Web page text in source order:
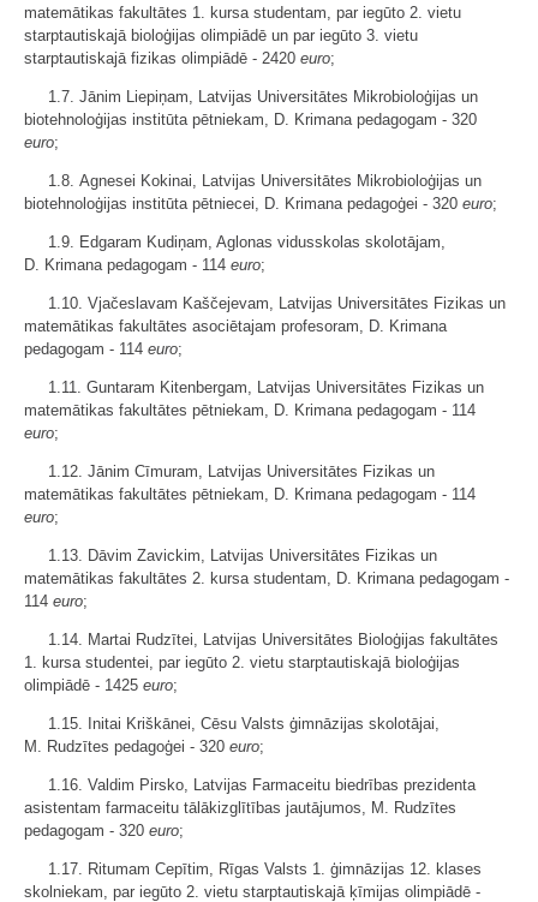
matemātikas fakultātes 1. kursa studentam, par iegūto 2. vietu
starptautiskajā bioloģijas olimpiādē un par iegūto 3. vietu
starptautiskajā fizikas olimpiādē - 2420 euro;
1.7. Jānim Liepiņam, Latvijas Universitātes Mikrobioloģijas un
biotehnoloģijas institūta pētniekam, D. Krimana pedagogam - 320
euro;
1.8. Agnesei Kokinai, Latvijas Universitātes Mikrobioloģijas un
biotehnoloģijas institūta pētniecei, D. Krimana pedagoģei - 320 euro;
1.9. Edgaram Kudiņam, Aglonas vidusskolas skolotājam,
D. Krimana pedagogam - 114 euro;
1.10. Vjačeslavam Kaščejevam, Latvijas Universitātes Fizikas un
matemātikas fakultātes asociētajam profesoram, D. Krimana
pedagogam - 114 euro;
1.11. Guntaram Kitenbergam, Latvijas Universitātes Fizikas un
matemātikas fakultātes pētniekam, D. Krimana pedagogam - 114
euro;
1.12. Jānim Cīmuram, Latvijas Universitātes Fizikas un
matemātikas fakultātes pētniekam, D. Krimana pedagogam - 114
euro;
1.13. Dāvim Zavickim, Latvijas Universitātes Fizikas un
matemātikas fakultātes 2. kursa studentam, D. Krimana pedagogam -
114 euro;
1.14. Martai Rudzītei, Latvijas Universitātes Bioloģijas fakultātes
1. kursa studentei, par iegūto 2. vietu starptautiskajā bioloģijas
olimpiādē - 1425 euro;
1.15. Initai Kriškānei, Cēsu Valsts ģimnāzijas skolotājai,
M. Rudzītes pedagoģei - 320 euro;
1.16. Valdim Pirsko, Latvijas Farmaceitu biedrības prezidenta
asistentam farmaceitu tālākizglītības jautājumos, M. Rudzītes
pedagogam - 320 euro;
1.17. Ritumam Cepītim, Rīgas Valsts 1. ģimnāzijas 12. klases
skolniekam, par iegūto 2. vietu starptautiskajā ķīmijas olimpiādē -